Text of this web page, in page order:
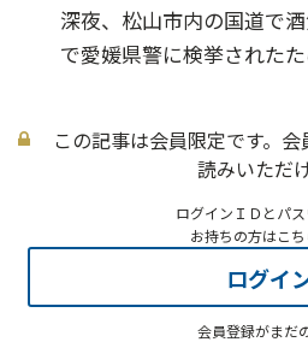
深夜、松山市内の国道で
で愛媛県警に検挙された
この記事は会員限定です。
読みいただ
ログインＩＤとパ
お持ちの方はこ
ログイ
会員登録がまだ